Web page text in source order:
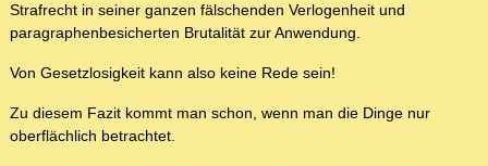
Strafrecht in seiner ganzen fälschenden Verlogenheit und
paragraphenbesicherten Brutalität zur Anwendung.
Von Gesetzlosigkeit kann also keine Rede sein!
Zu diesem Fazit kommt man schon, wenn man die Dinge nur
oberflächlich betrachtet.